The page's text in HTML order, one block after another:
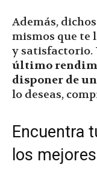
Además,
mismos que te
y satisfactorio.
último
disponer de
lo deseas,
Encuentra
los